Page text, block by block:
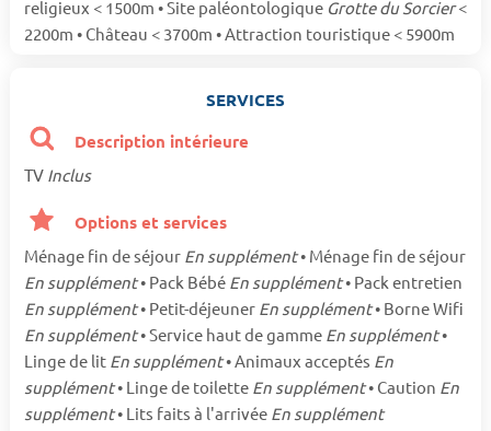
religieux < 1500m • Site paléontologique Grotte du Sorcier<
2200m • Château < 3700m • Attraction touristique < 5900m
SERVICES
Description intérieure
TV Inclus
Options et services
Ménage fin de séjour En supplément• Ménage fin de séjour
En supplément• Pack Bébé En supplément• Pack entretien
En supplément• Petit-déjeuner En supplément• Borne Wifi
En supplément• Service haut de gamme En supplément•
Linge de lit En supplément• Animaux acceptés En
supplément• Linge de toilette En supplément• Caution En
supplément• Lits faits à l'arrivée En supplément